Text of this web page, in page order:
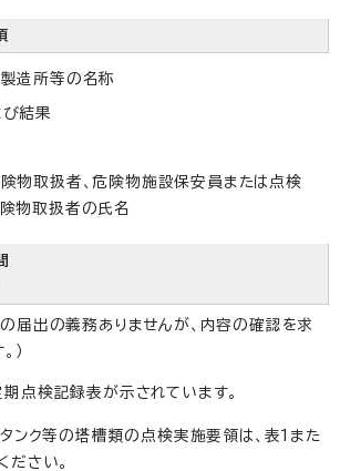
造所等の名称
結果
物取扱者、危険物施設保安員または点検
物取扱者の氏名
届出の義務ありませんが、内容の確認を求
）
点検記録表が示されています。
ンク等の塔槽類の点検実施要領は、表1また
ださい。